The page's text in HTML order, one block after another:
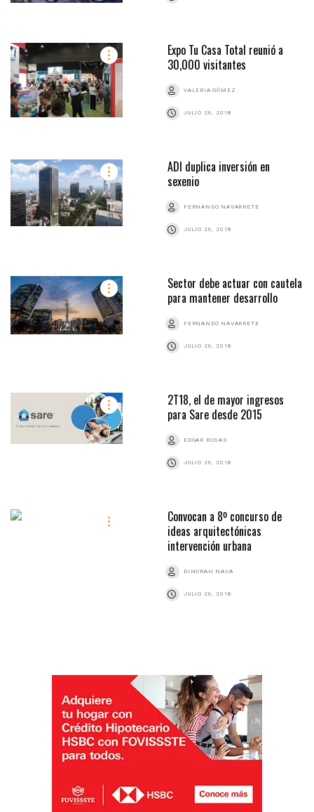
Expo Tu Casa Total reunió a
30,000 visitantes
VALERIA GÓMEZ
JULIO 26, 2018
ADI duplica inversión en
sexenio
FERNANDO NAVARRETE
JULIO 26, 2018
Sector debe actuar con cautela
para mantener desarrollo
FERNANDO NAVARRETE
JULIO 26, 2018
2T18, el de mayor ingresos
para Sare desde 2015
EDGAR ROSAS
JULIO 26, 2018
Convocan a 8º concurso de
ideas arquitectónicas
intervención urbana
DINORAH NAVA
JULIO 26, 2018